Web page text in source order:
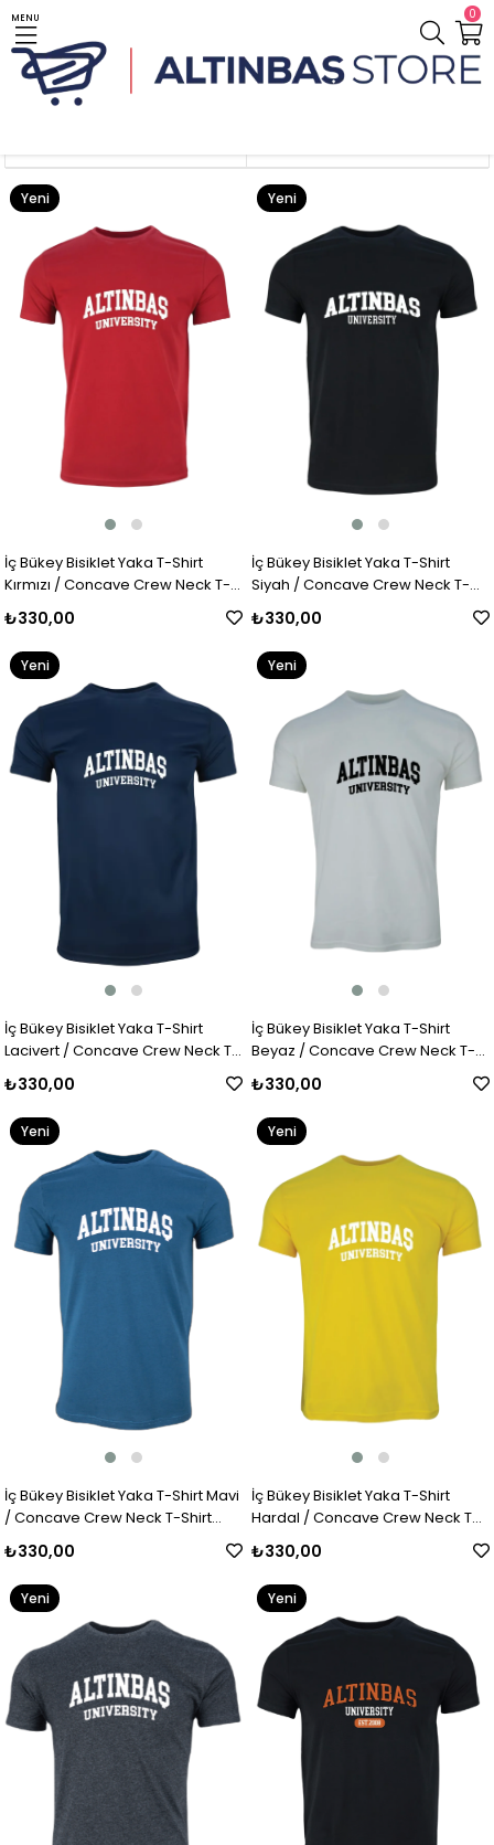
0
MENU
Anasayfa Giyim / Clothes
İç Bükey Bisiklet Yaka T-Shirt
Kırmızı / Concave Crew Neck T-
₺330,00
Yeni
İç Bükey Bisiklet Yaka T-Shirt
Siyah / Concave Crew Neck T-
₺330,00
Yeni
İç Bükey Bisiklet Yaka T-Shirt
Lacivert / Concave Crew Neck T-
Shirt Navy Blue
₺330,00
Yeni
İç Bükey Bisiklet Yaka T-Shirt
Beyaz / Concave Crew Neck T-
Shirt White
₺330,00
Yeni
İç Bükey Bisiklet Yaka T-Shirt Mavi
/ Concave Crew Neck T-Shirt
₺330,00
Yeni
İç Bükey Bisiklet Yaka T-Shirt
Hardal / Concave Crew Neck T-
₺330,00
Yeni
Yeni
Yeni